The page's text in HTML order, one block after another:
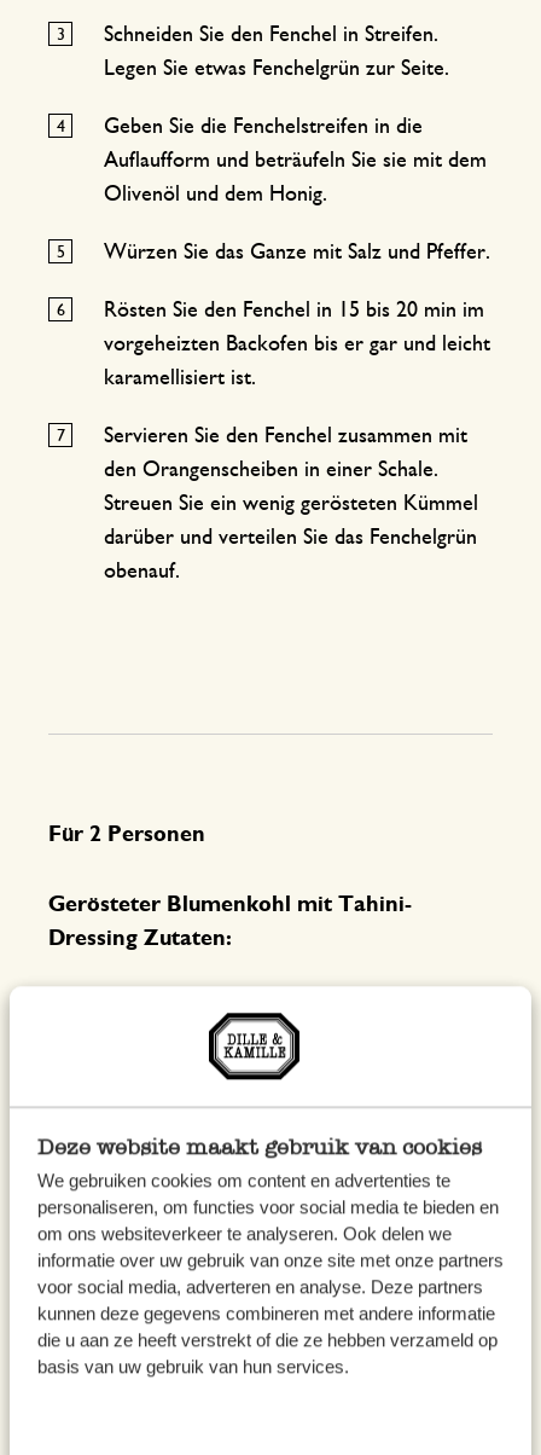
Deze website maakt gebruik van cookies
We gebruiken cookies om content en advertenties te
personaliseren, om functies voor social media te bieden en
om ons websiteverkeer te analyseren. Ook delen we
informatie over uw gebruik van onze site met onze partners
voor social media, adverteren en analyse. Deze partners
kunnen deze gegevens combineren met andere informatie
die u aan ze heeft verstrekt of die ze hebben verzameld op
basis van uw gebruik van hun services.
Schneiden Sie den Fenchel in Streifen.
Legen Sie etwas Fenchelgrün zur Seite.
Geben Sie die Fenchelstreifen in die
Auflaufform und beträufeln Sie sie mit dem
Olivenöl und dem Honig.
Würzen Sie das Ganze mit Salz und Pfeffer.
Rösten Sie den Fenchel in 15 bis 20 min im
vorgeheizten Backofen bis er gar und leicht
karamellisiert ist.
Servieren Sie den Fenchel zusammen mit
den Orangenscheiben in einer Schale.
Streuen Sie ein wenig gerösteten Kümmel
darüber und verteilen Sie das Fenchelgrün
obenauf.
Für 2 Personen
Gerösteter Blumenkohl mit Tahini-
Dressing Zutaten:
½ Blumenkohl, gewaschen und in Röschen
1 TL Currypulver
½ TL Koriander, Samenkörner
Olivenöl
200 ml Griechischer Joghurt
1 TL Tahini
Pfeffer und Salz